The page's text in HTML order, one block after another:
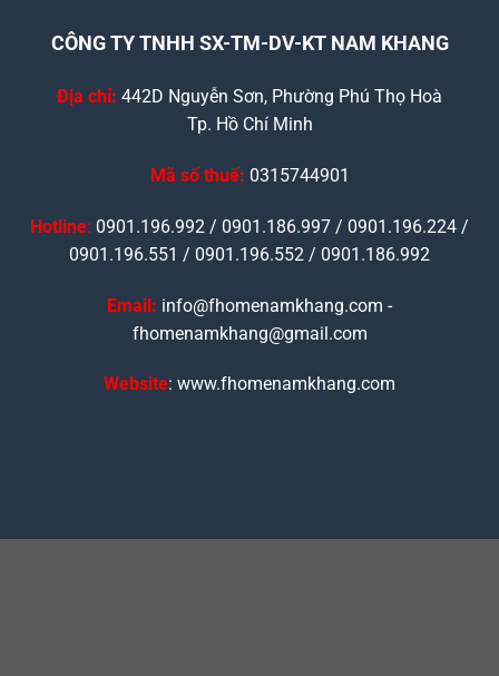
CÔNG TY TNHH SX-TM-DV-KT NAM KHANG
Địa chỉ: 442D Nguyễn Sơn, Phường Phú Thọ Hoà
Tp. Hồ Chí Minh
Mã số thuế: 0315744901
Hotline: 0901.196.992 / 0901.186.997 / 0901.196.224 /
0901.196.551 / 0901.196.552 / 0901.186.992
Email: info@fhomenamkhang.com -
fhomenamkhang@gmail.com
Website: www.fhomenamkhang.com